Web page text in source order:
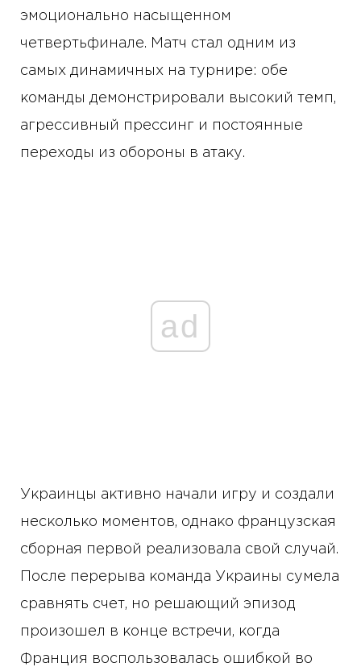
эмоционально насыщенном
четвертьфинале. Матч стал одним из
самых динамичных на турнире: обе
команды демонстрировали высокий темп,
агрессивный прессинг и постоянные
переходы из обороны в атаку.
ad
Украинцы активно начали игру и создали
несколько моментов, однако французская
сборная первой реализовала свой случай.
После перерыва команда Украины сумела
сравнять счет, но решающий эпизод
произошел в конце встречи, когда
Франция воспользовалась ошибкой во